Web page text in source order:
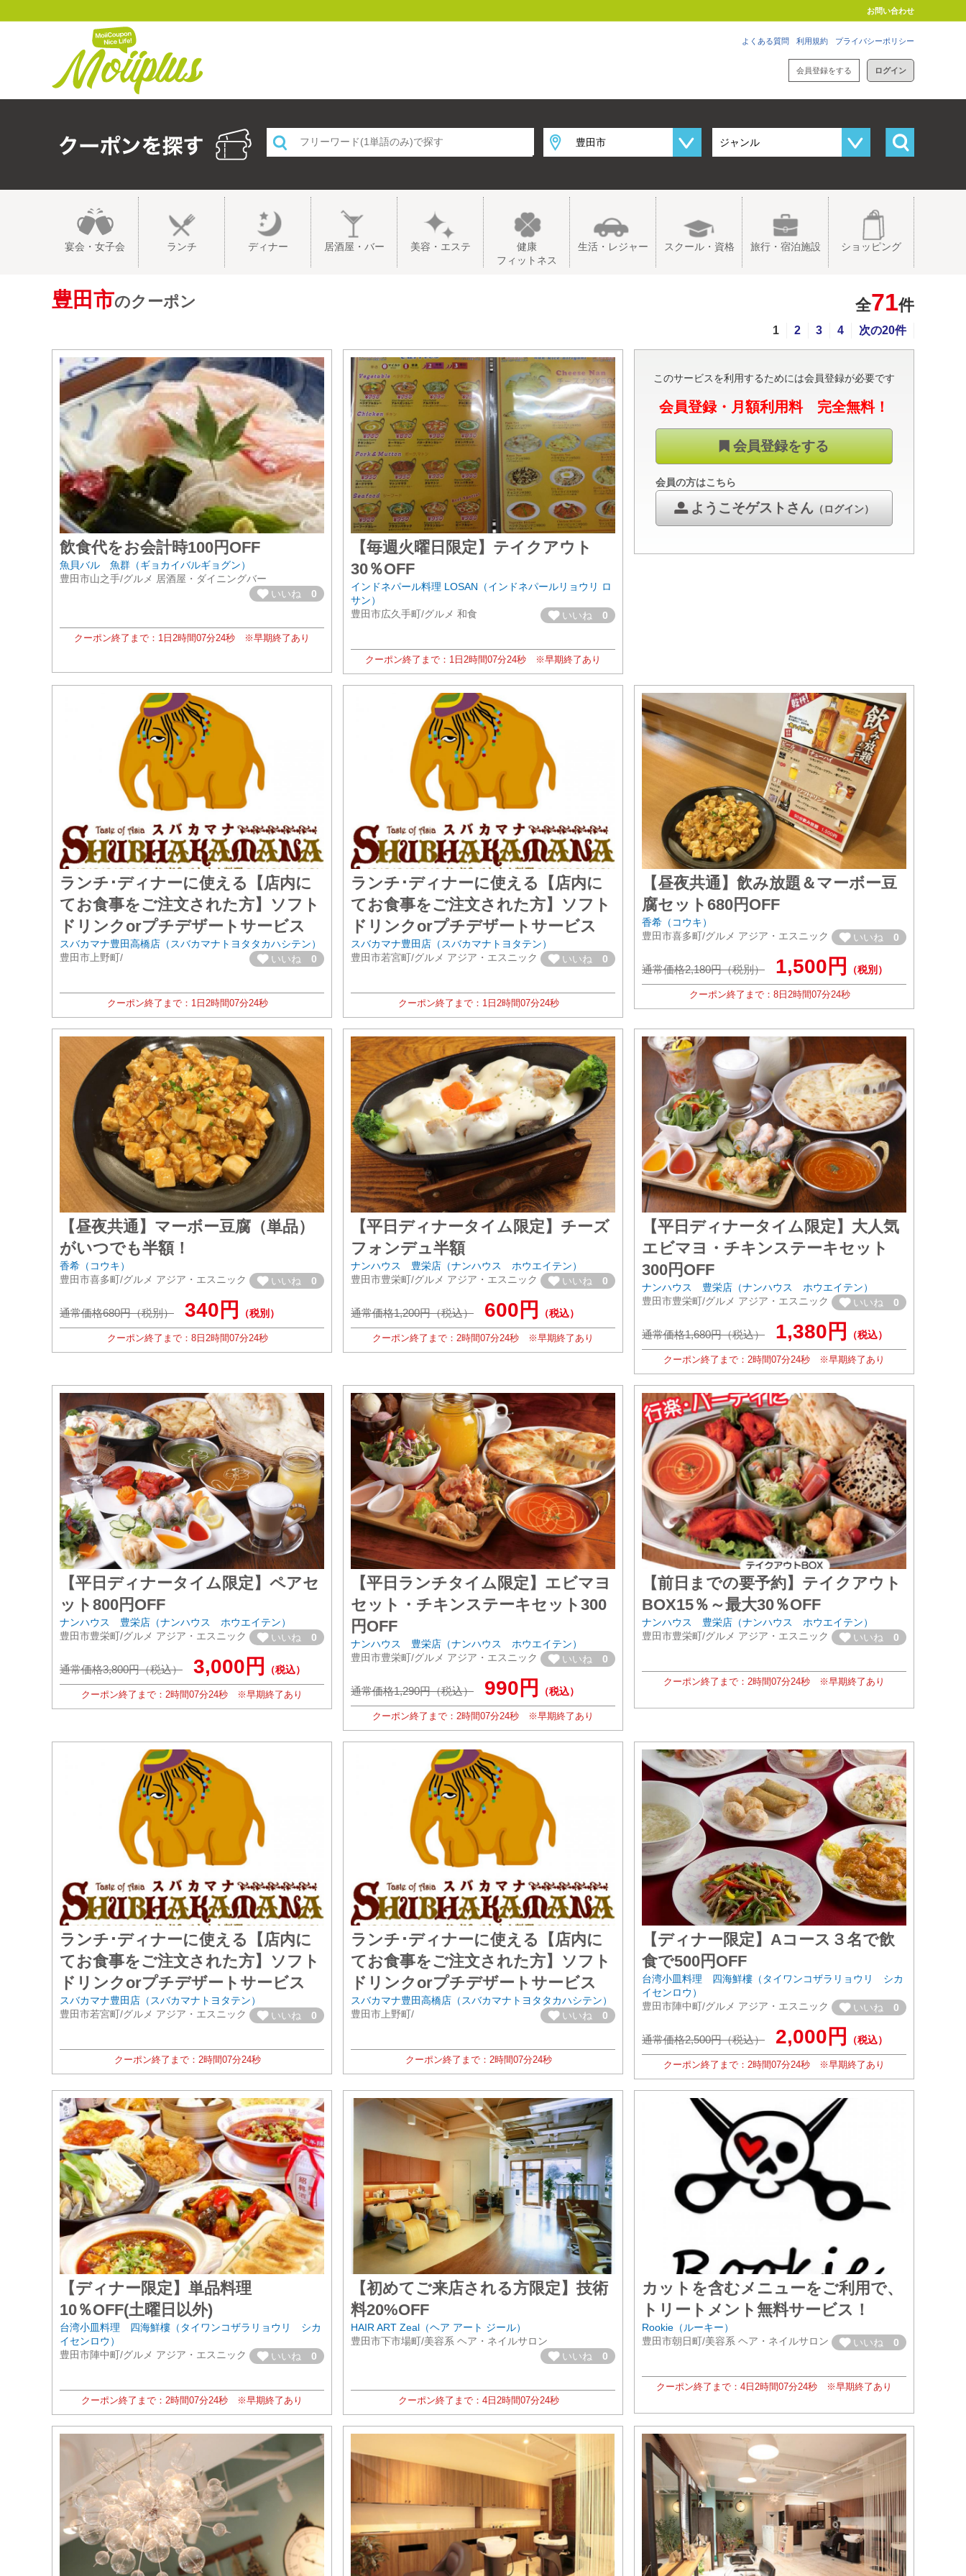
会員登録をする ログイン
よくある質問 利用規約 プライバシーポリシー
お問い合わせ
宴会・女子会 ランチ ディナー 居酒屋・バー 美容・エステ
健康
フィットネス
生活・レジャー スクール・資格 旅行・宿泊施設 ショッピング
豊田市のクーポン 全71件
1 2 3 4 次の20件
飲食代をお会計時100円OFF
魚貝バル 魚群（ギョカイバルギョグン）
豊田市山之手/グルメ 居酒屋・ダイニングバー
いいね 0
クーポン終了まで： 1日 2時間07分22秒 ※早期終了あり
【毎週火曜日限定】テイクアウト
30％OFF
インドネパール料理 LOSAN（インドネパールリョウリ ロ
サン）
豊田市広久手町/グルメ 和食
いいね 0
クーポン終了まで： 1日 2時間07分22秒 ※早期終了あり
このサービスを利用するためには会員登録が必要です
会員登録・月額利用料 完全無料！
会員登録をする
会員の方はこちら
ようこそゲストさん（ログイン）
ランチ･ディナーに使える【店内に
てお食事をご注文された方】ソフト
ドリンクorプチデザートサービス
スバカマナ豊田高橋店（スバカマナトヨタタカハシテン）
豊田市上野町/
いいね 0
クーポン終了まで： 1日 2時間07分22秒
ランチ･ディナーに使える【店内に
てお食事をご注文された方】ソフト
ドリンクorプチデザートサービス
スバカマナ豊田店（スバカマナトヨタテン）
豊田市若宮町/グルメ アジア・エスニック
いいね 0
クーポン終了まで： 1日 2時間07分22秒
【昼夜共通】飲み放題＆マーボー豆
腐セット680円OFF
香希（コウキ）
豊田市喜多町/グルメ アジア・エスニック
いいね 0
通常価格2,180円（税別） 1,500円 （税別）
クーポン終了まで： 8日 2時間07分22秒
【昼夜共通】マーボー豆腐（単品）
がいつでも半額！
香希（コウキ）
豊田市喜多町/グルメ アジア・エスニック
いいね 0
通常価格680円（税別） 340円 （税別）
クーポン終了まで： 8日 2時間07分22秒
【平日ディナータイム限定】チーズ
フォンデュ半額
ナンハウス 豊栄店（ナンハウス ホウエイテン）
豊田市豊栄町/グルメ アジア・エスニック
いいね 0
通常価格1,200円（税込） 600円 （税込）
クーポン終了まで： 2時間07分22秒 ※早期終了あり
【平日ディナータイム限定】大人気
エビマヨ・チキンステーキセット
300円OFF
ナンハウス 豊栄店（ナンハウス ホウエイテン）
豊田市豊栄町/グルメ アジア・エスニック
いいね 0
通常価格1,680円（税込） 1,380円 （税込）
クーポン終了まで： 2時間07分22秒 ※早期終了あり
【平日ディナータイム限定】ペアセ
ット800円OFF
ナンハウス 豊栄店（ナンハウス ホウエイテン）
豊田市豊栄町/グルメ アジア・エスニック
いいね 0
通常価格3,800円（税込） 3,000円 （税込）
クーポン終了まで： 2時間07分22秒 ※早期終了あり
【平日ランチタイム限定】エビマヨ
セット・チキンステーキセット300
円OFF
ナンハウス 豊栄店（ナンハウス ホウエイテン）
豊田市豊栄町/グルメ アジア・エスニック
いいね 0
通常価格1,290円（税込） 990円 （税込）
クーポン終了まで： 2時間07分22秒 ※早期終了あり
【前日までの要予約】テイクアウト
BOX15％～最大30％OFF
ナンハウス 豊栄店（ナンハウス ホウエイテン）
豊田市豊栄町/グルメ アジア・エスニック
いいね 0
クーポン終了まで： 2時間07分22秒 ※早期終了あり
ランチ･ディナーに使える【店内に
てお食事をご注文された方】ソフト
ドリンクorプチデザートサービス
スバカマナ豊田店（スバカマナトヨタテン）
豊田市若宮町/グルメ アジア・エスニック
いいね 0
クーポン終了まで： 2時間07分22秒
ランチ･ディナーに使える【店内に
てお食事をご注文された方】ソフト
ドリンクorプチデザートサービス
スバカマナ豊田高橋店（スバカマナトヨタタカハシテン）
豊田市上野町/
いいね 0
クーポン終了まで： 2時間07分22秒
【ディナー限定】Aコース３名で飲
食で500円OFF
台湾小皿料理 四海鮮樓（タイワンコザラリョウリ シカ
イセンロウ）
豊田市陣中町/グルメ アジア・エスニック
いいね 0
通常価格2,500円（税込） 2,000円 （税込）
クーポン終了まで： 2時間07分22秒 ※早期終了あり
【ディナー限定】単品料理
10％OFF(土曜日以外)
台湾小皿料理 四海鮮樓（タイワンコザラリョウリ シカ
イセンロウ）
豊田市陣中町/グルメ アジア・エスニック
いいね 0
クーポン終了まで： 2時間07分22秒 ※早期終了あり
【初めてご来店される方限定】技術
料20%OFF
HAIR ART Zeal（ヘア アート ジール）
豊田市下市場町/美容系 ヘア・ネイルサロン
いいね 0
クーポン終了まで： 4日 2時間07分22秒
カットを含むメニューをご利用で、
トリートメント無料サービス！
Rookie（ルーキー）
豊田市朝日町/美容系 ヘア・ネイルサロン
いいね 0
クーポン終了まで： 4日 2時間07分22秒 ※早期終了あり